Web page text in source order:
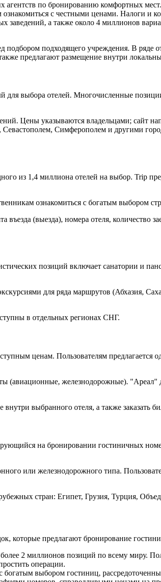
агентств по бронированию комфортных мест.
с честными ценами. Налоги и
заведений, а также около 4 миллионов
подбором подходящего учреждения. В
предлагают размещение внутри
выбора отелей. Многочисленные
Цены указываются владельцами; сайт
Симферополем и другими
из 1,4 миллиона отелей на выбор. Trip
ознакомиться с богатым выбором
(выезда), номера отеля, количество
позиций включает санатории и
для ряда маршрутов (Абхазия,
в отдельных регионах СНГ.
ценам. Пользователям
(авиационные, железнодорожные). "Ареал"
выбранного отеля, а также заказать
на бронировании гостиничных
или железнодорожного типа.
стран: Египет, Грузия, Турция,
которые предлагают бронирование
2 миллионов позиций по всему миру.
операции.
богатым выбором гостиниц,